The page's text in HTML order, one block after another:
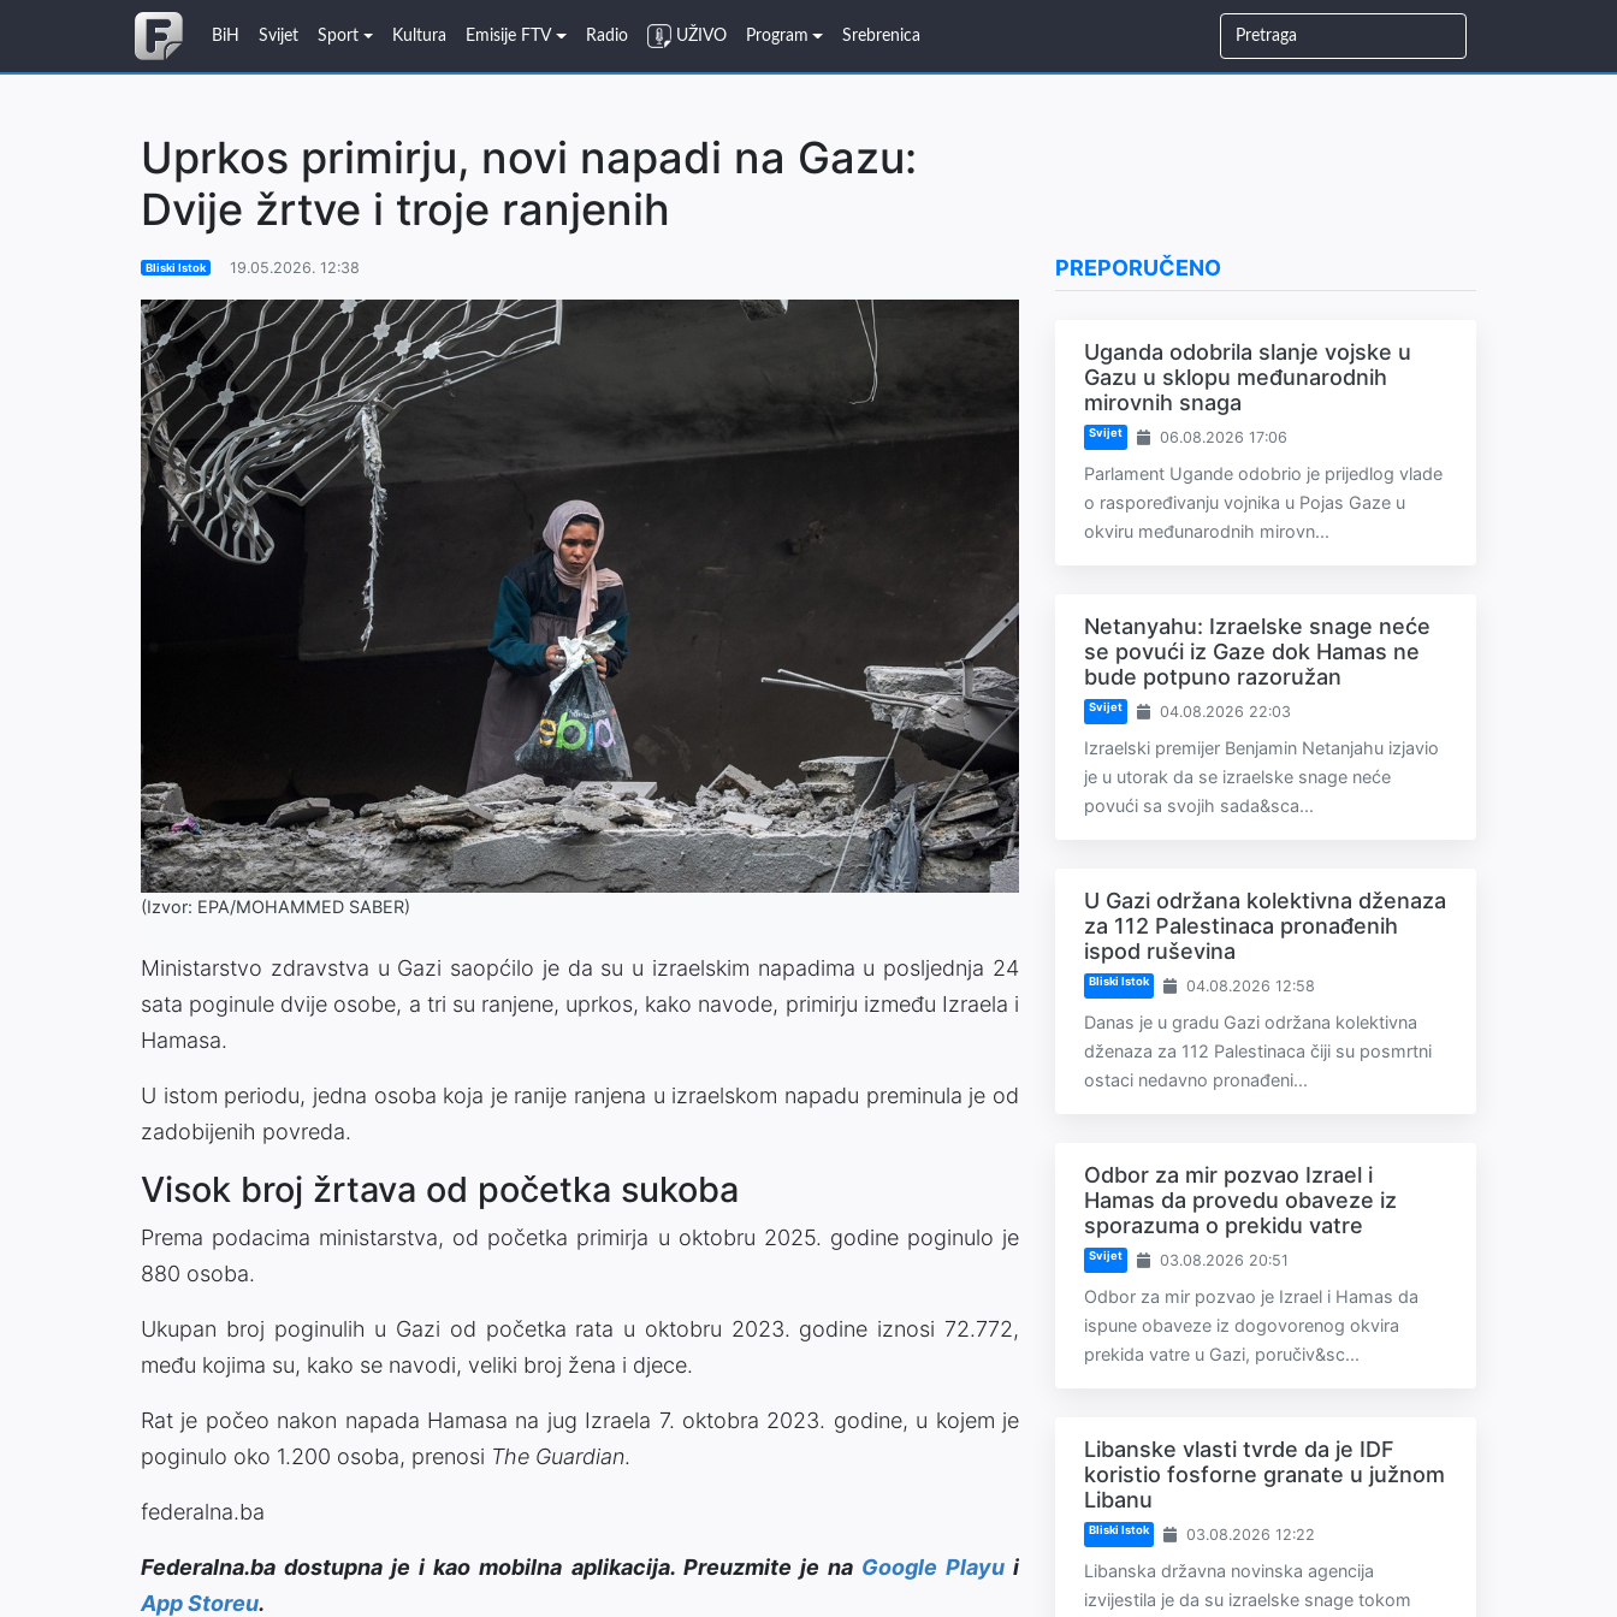
BiH Svijet Sport Kultura Emisije FTV Radio UŽIVO Program Srebrenica
Uprkos primirju, novi napadi na Gazu:
Dvije žrtve i troje ranjenih
Bliski Istok 19.05.2026. 12:38
(Izvor: EPA/MOHAMMED SABER)
Ministarstvo zdravstva u Gazi saopćilo je da su u izraelskim napadima u posljednja 24
sata poginule dvije osobe, a tri su ranjene, uprkos, kako navode, primirju između Izraela i
Hamasa.
U istom periodu, jedna osoba koja je ranije ranjena u izraelskom napadu preminula je od
zadobijenih povreda.
Visok broj žrtava od početka sukoba
Prema podacima ministarstva, od početka primirja u oktobru 2025. godine poginulo je
880 osoba.
Ukupan broj poginulih u Gazi od početka rata u oktobru 2023. godine iznosi 72.772,
među kojima su, kako se navodi, veliki broj žena i djece.
Rat je počeo nakon napada Hamasa na jug Izraela 7. oktobra 2023. godine, u kojem je
poginulo oko 1.200 osoba, prenosi The Guardian.
federalna.ba
Federalna.ba dostupna je i kao mobilna aplikacija. Preuzmite je na Google Playui
App Storeu.
PREPORUČENO
Uganda odobrila slanje vojske u
Gazu u sklopu međunarodnih
mirovnih snaga
Svijet 06.08.2026 17:06
Parlament Ugande odobrio je prijedlog vlade
o raspoređivanju vojnika u Pojas Gaze u
okviru međunarodnih mirovn...
Netanyahu: Izraelske snage neće
se povući iz Gaze dok Hamas ne
bude potpuno razoružan
Svijet 04.08.2026 22:03
Izraelski premijer Benjamin Netanjahu izjavio
je u utorak da se izraelske snage neće
povući sa svojih sada&sca...
U Gazi održana kolektivna dženaza
za 112 Palestinaca pronađenih
ispod ruševina
Bliski Istok 04.08.2026 12:58
Danas je u gradu Gazi održana kolektivna
dženaza za 112 Palestinaca čiji su posmrtni
ostaci nedavno pronađeni...
Odbor za mir pozvao Izrael i
Hamas da provedu obaveze iz
sporazuma o prekidu vatre
Svijet 03.08.2026 20:51
Odbor za mir pozvao je Izrael i Hamas da
ispune obaveze iz dogovorenog okvira
prekida vatre u Gazi, poručiv&sc...
Libanske vlasti tvrde da je IDF
koristio fosforne granate u južnom
Libanu
Bliski Istok 03.08.2026 12:22
Libanska državna novinska agencija
izvijestila je da su izraelske snage tokom